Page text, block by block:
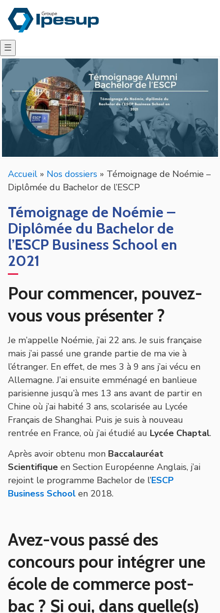
☰
Accueil » Nos dossiers » Témoignage de Noémie –
Diplômée du Bachelor de l’ESCP
Témoignage de Noémie –
Diplômée du Bachelor de
l’ESCP Business School en
2021
Pour commencer, pouvez-
vous vous présenter ?
Je m’appelle Noémie, j’ai 22 ans. Je suis française
mais j’ai passé une grande partie de ma vie à
l’étranger. En effet, de mes 3 à 9 ans j’ai vécu en
Allemagne. J’ai ensuite emménagé en banlieue
parisienne jusqu’à mes 13 ans avant de partir en
Chine où j’ai habité 3 ans, scolarisée au Lycée
Français de Shanghai. Puis je suis à nouveau
rentrée en France, où j’ai étudié au Lycée Chaptal.
Après avoir obtenu mon Baccalauréat
Scientifique en Section Européenne Anglais, j’ai
rejoint le programme Bachelor de l’ESCP
Business School en 2018.
Avez-vous passé des
concours pour intégrer une
école de commerce post-
bac ? Si oui, dans quelle(s)